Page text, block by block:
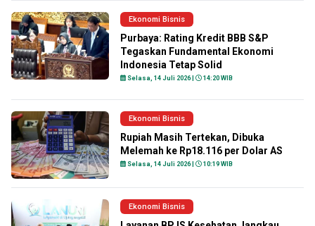
Ekonomi Bisnis
Purbaya: Rating Kredit BBB S&P
Tegaskan Fundamental Ekonomi
Indonesia Tetap Solid
Selasa, 14 Juli 2026 | 14:20 WIB
Ekonomi Bisnis
Rupiah Masih Tertekan, Dibuka
Melemah ke Rp18.116 per Dolar AS
Selasa, 14 Juli 2026 | 10:19 WIB
Ekonomi Bisnis